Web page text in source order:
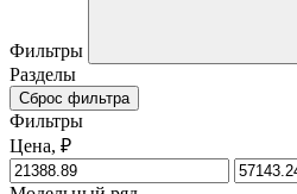
Фильтры
Разделы
Сброс фильтра
Фильтры
Цена, ₽